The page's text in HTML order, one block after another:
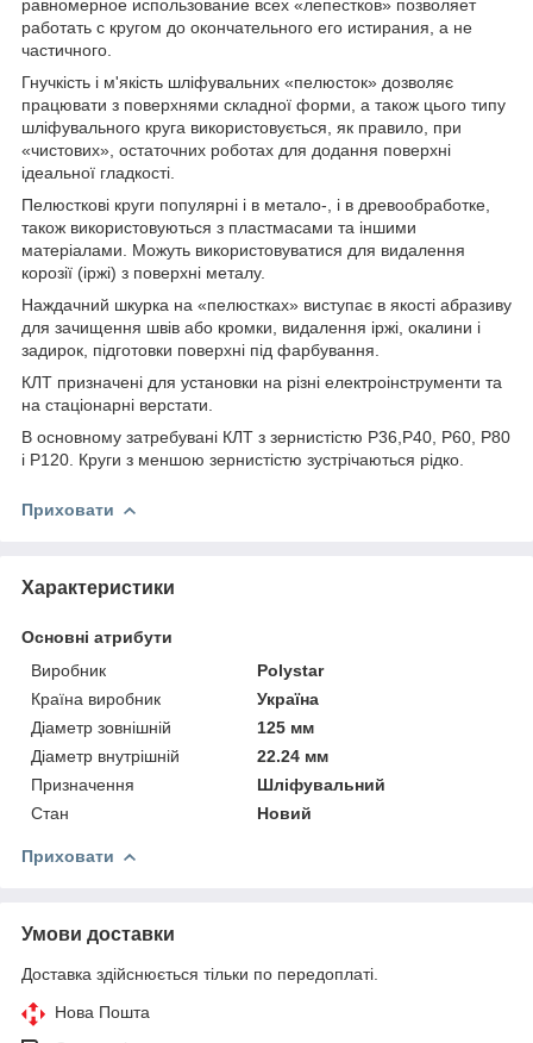
равномерное использование всех «лепестков» позволяет
работать с кругом до окончательного его истирания, а не
частичного.
Гнучкість і м'якість шліфувальних «пелюсток» дозволяє
працювати з поверхнями складної форми, а також цього типу
шліфувального круга використовується, як правило, при
«чистових», остаточних роботах для додання поверхні
ідеальної гладкості.
Пелюсткові круги популярні і в метало-, і в древообработке,
також використовуються з пластмасами та іншими
матеріалами. Можуть використовуватися для видалення
корозії (іржі) з поверхні металу.
Наждачний шкурка на «пелюстках» виступає в якості абразиву
для зачищення швів або кромки, видалення іржі, окалини і
задирок, підготовки поверхні під фарбування.
КЛТ призначені для установки на різні електроінструменти та
на стаціонарні верстати.
В основному затребувані КЛТ з зернистістю Р36,Р40, Р60, Р80
і Р120. Круги з меншою зернистістю зустрічаються рідко.
Приховати
Характеристики
Основні атрибути
Виробник
Polystar
Країна виробник
Україна
Діаметр зовнішній
125 мм
Діаметр внутрішній
22.24 мм
Призначення
Шліфувальний
Стан
Новий
Приховати
Умови доставки
Доставка здійснюється тільки по передоплаті.
Нова Пошта